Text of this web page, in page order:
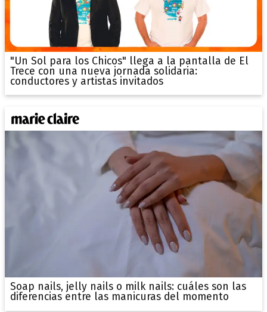
"Un Sol para los Chicos" llega a la pantalla de El
Trece con una nueva jornada solidaria:
conductores y artistas invitados
Soap nails, jelly nails o milk nails: cuáles son las
diferencias entre las manicuras del momento